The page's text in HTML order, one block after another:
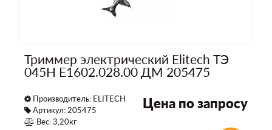
Триммер электрический Elitech ТЭ
045Н E1602.028.00 ДМ 205475
Производитель: ELITECH
Артикул: 205475
Вес: 3,20кг
Цена по запросу